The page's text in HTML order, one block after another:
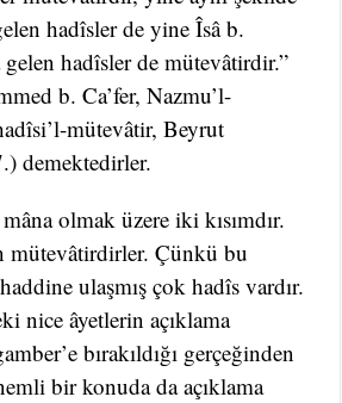
hadîsler de yine Îsâ b.
hadîsler de mütevâtirdir.”
b. Ca’fer, Nazmu’l-
mütevâtir, Beyrut
demektedirler.
olmak üzere iki kısımdır.
mütevâtirdirler. Çünkü bu
ulaşmış çok hadîs vardır.
nice âyetlerin açıklama
bırakıldığı gerçeğinden
bir konuda da açıklama